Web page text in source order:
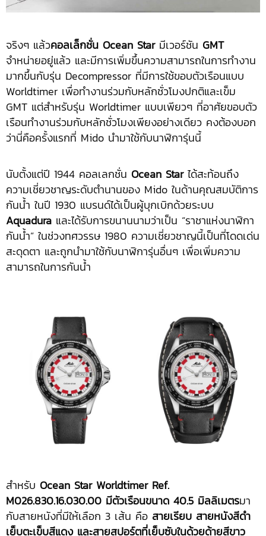
จริงๆ แล้วคอลเล็กชั่น Ocean Starมีเวอร์ชัน GMT
จำหน่ายอยู่แล้ว และมีการเพิ่มขึ้นความสามารถในการทำงาน
มากขึ้นกับรุ่น Decompressor ที่มีการใช้ขอบตัวเรือนแบบ
Worldtimer เพื่อทำงานร่วมกับหลักชั่วโมงปกติและเข็ม
GMT แต่สำหรับรุ่น Worldtimer แบบเพียวๆ ที่อาศัยขอบตัว
เรือนทำงานร่วมกับหลักชั่วโมงเพียงอย่างเดียว คงต้องบอก
ว่านี่คือครั้งแรกที่ Mido นำมาใช้กับนาฬิการุ่นนี้
นับตั้งแต่ปี 1944 คอลเลกชั่น Ocean Starได้สะท้อนถึง
ความเชี่ยวชาญระดับตำนานของ Mido ในด้านคุณสมบัติการ
กันน้ำ ในปี 1930 แบรนด์ได้เป็นผู้บุกเบิกด้วยระบบ
Aquadura และได้รับการขนานนามว่าเป็น “ราชาแห่งนาฬิกา
กันน้ำ” ในช่วงทศวรรษ 1980 ความเชี่ยวชาญนี้เป็นที่โดดเด่น
สะดุดตา และถูกนำมาใช้กับนาฬิการุ่นอื่นๆ เพื่อเพิ่มความ
สามารถในการกันน้ำ
สำหรับ Ocean Star Worldtimer Ref.
M026.830.16.030.00 มีตัวเรือนขนาด 40.5 มิลลิเมตรมา
กับสายหนังที่มีให้เลือก 3 เส้น คือ สายเรียบ สายหนังสีดำ
เย็บตะเข็บสีแดง และสายสปอร์ตที่เย็บซับในด้วยด้ายสีขาว